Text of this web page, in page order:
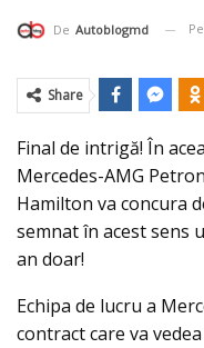
De Autoblogmd Pe
Share
Final de intrigă! În
Mercedes-AMG
Hamilton va concura
semnat în acest sens
an doar!
Echipa de lucru a
contract care va